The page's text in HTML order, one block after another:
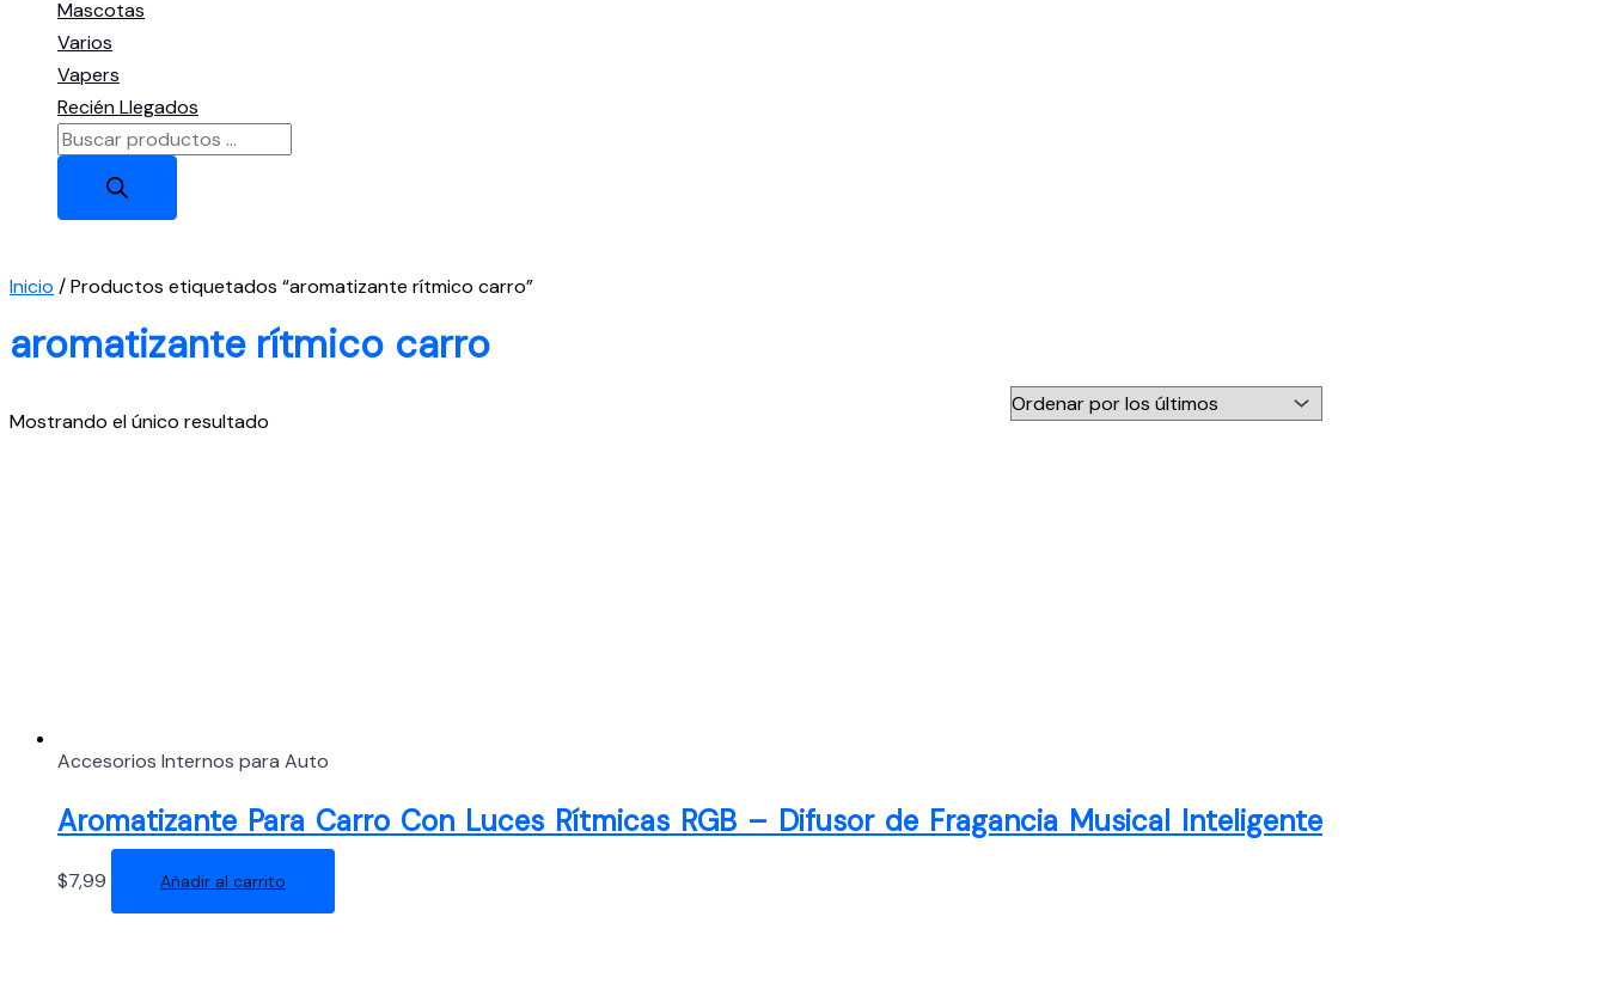
Mascotas
Varios
Vapers
Recién Llegados
Búsqueda
productos
Inicio / Productos etiquetados “aromatizante rítmico carro”
aromatizante rítmico carro
Mostrando el único resultado
Accesorios Internos para Auto
Aromatizante Para Carro Con Luces Rítmicas RGB – Difusor de Fragancia Musical Inteligente
$7,99 Añadir al carrito